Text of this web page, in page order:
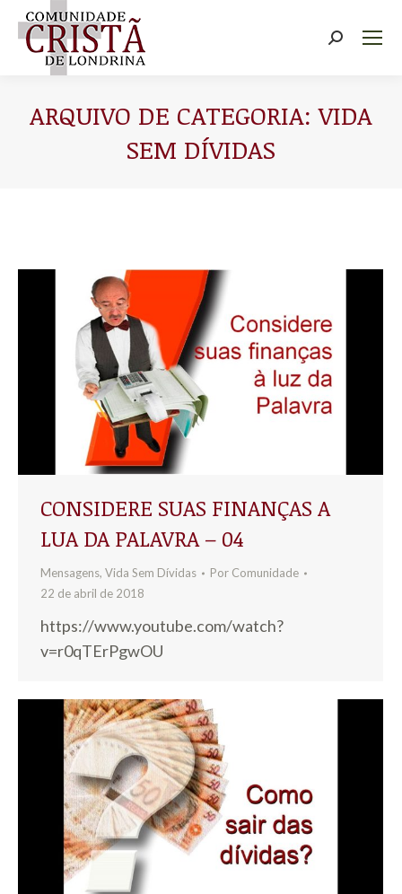
Buscar
ARQUIVO DE CATEGORIA:VIDA
SEM DÍVIDAS
CONSIDERE SUAS FINANÇAS A
LUA DA PALAVRA – 04
Mensagens, Vida Sem Dívidas Por Comunidade
22 de abril de 2018
https://www.youtube.com/watch?
v=r0qTErPgwOU